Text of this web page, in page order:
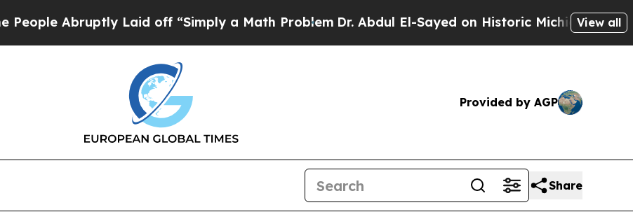
Laid off “Simply a Math ProblemDr. Abdul El-Sayed on Historic Michigan Win: “People Are
View all
Provided by AGP
Share